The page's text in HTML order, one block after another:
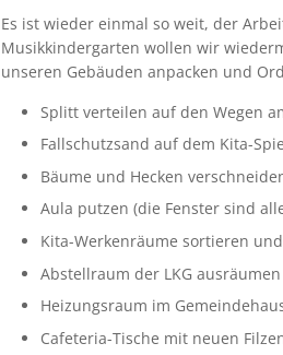
Es ist wieder einmal so weit, der
Musikkindergarten wollen wir
unseren Gebäuden anpacken und
Splitt verteilen auf den Wegen
Fallschutzsand auf dem Kita-
Bäume und Hecken
Aula putzen (die Fenster sind
Kita-Werkenräume sortieren
Abstellraum der LKG
Heizungsraum im
Cafeteria-Tische mit neuen